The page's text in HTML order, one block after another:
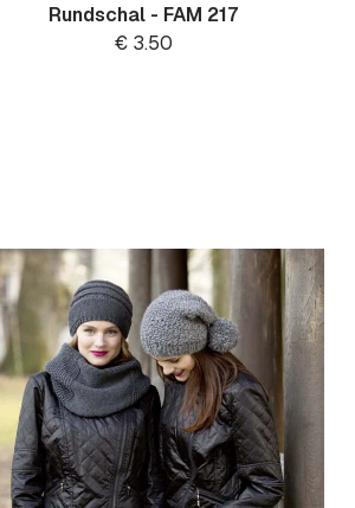
Rundschal - FAM 217
€ 3.50